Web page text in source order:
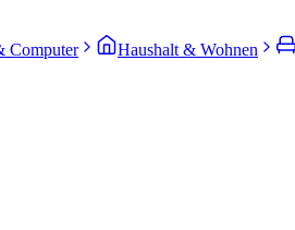
Computer Haushalt & Wohnen